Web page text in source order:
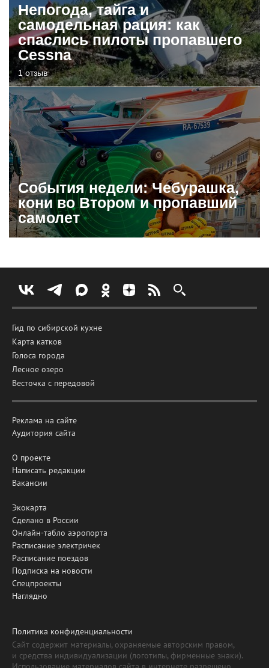
Непогода, тайга и
самодельная рация: как
спаслись пилоты пропавшего
Cessna
1 отзыв
События недели: Чебурашка,
кони во Втором и пропавший
самолет
Гид по сибирской кухне
Карта катков
Голоса города
Лесное озеро
Весточка с передовой
Реклама на сайте
Аудитория сайта
О проекте
Написать редакции
Вакансии
Экокарта
Сделано в России
Онлайн-табло аэропорта
Расписание электричек
Расписание поездов
Подписка на новости
Спецпроекты
Наглядно
Политика конфиденциальности
Сайт содержит материалы, охраняемые авторским правом,
и средства индивидуализации (логотипы, фирменные знаки).